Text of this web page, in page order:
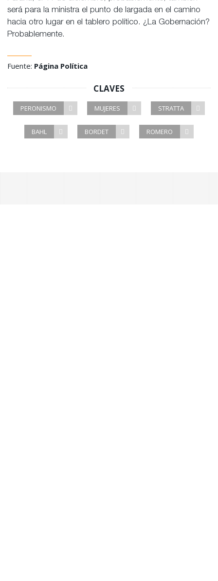
será para la ministra el punto de largada en el camino
hacia otro lugar en el tablero político. ¿La Gobernación?
Probablemente.
Fuente: Página Política
CLAVES
PERONISMO MUJERES STRATTA
BAHL BORDET ROMERO